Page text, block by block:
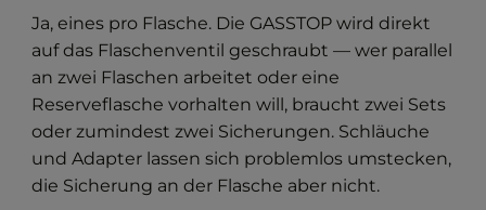
Ja, eines pro Flasche. Die GASSTOP wird direkt
auf das Flaschenventil geschraubt — wer parallel
an zwei Flaschen arbeitet oder eine
Reserveflasche vorhalten will, braucht zwei Sets
oder zumindest zwei Sicherungen. Schläuche
und Adapter lassen sich problemlos umstecken,
die Sicherung an der Flasche aber nicht.